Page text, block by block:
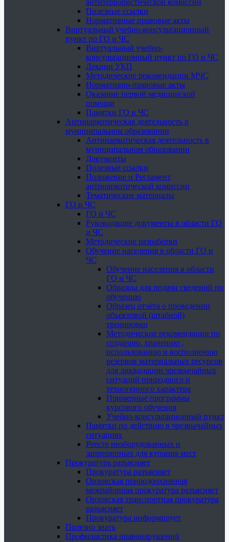
антитеррористической комиссии
Полезные ссылки
Нормативные правовые акты
Виртуальный учебно-консультационный
пункт по ГО и ЧС
Виртуальный учебно-
консультационный пункт по ГО и ЧС
Лекции УКП
Методические рекомендации МЧС
Нормативно-правовые акты
Оказание первой медицинской
помощи
Памятки ГО и ЧС
Антинаркотическая деятельность в
муниципальном образовании
Антинаркотическая деятельность в
муниципальном образовании
Документы
Полезные ссылки
Положение и Регламент
антинаркотической комиссии
Тематические материалы
ГО и ЧС
ГО и ЧС
Руководящие документы в области ГО
и ЧС
Методические разработки
Обучение населения в области ГО и
ЧС
Обучение населения в области
ГО и ЧС
Образцы для подачи сведений по
обучению
Образец отчёта о проведении
объектовой (штабной)
тренировки
Методические рекомендации по
созданию, хранению ,
использованию и восполнению
резервов материальных ресурсов
для ликвидации чрезвычайных
ситуаций природного и
техногенного характера
Примерные программы
курсового обучения
Учебно-консультационный пункт
Памятки по действию в чрезвычайных
ситуациях
Реестр необорудованных и
запрещенных для купания мест
Прокуратура разъясняет
Прокуратура разъясняет
Орловская природоохранная
межрайонная прокуратура разъясняет
Орловская транспортная прокуратура
разъясняет
Прокуратура информирует
Полезно знать
Профилактика правонарушений